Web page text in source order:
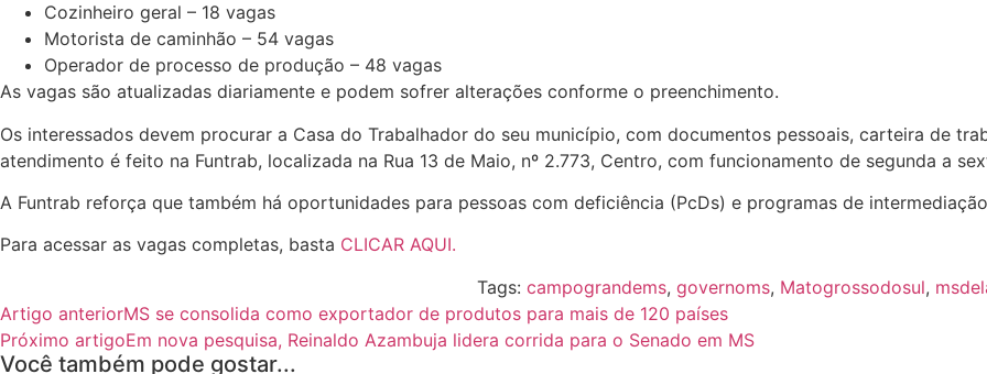
Cozinheiro geral – 18 vagas
Motorista de caminhão – 54 vagas
Operador de processo de produção – 48 vagas
As vagas são atualizadas diariamente e podem sofrer alterações conforme o preenchimento.
Os interessados devem procurar a Casa do Trabalhador do seu município, com documentos pessoais, carteira de
atendimento é feito na Funtrab, localizada na Rua 13 de Maio, nº 2.773, Centro, com funcionamento de segunda a
A Funtrab reforça que também há oportunidades para pessoas com deficiência (PcDs) e programas de
Para acessar as vagas completas, basta CLICAR AQUI.
Tags: campograndems, governoms, Matogrossodosul,
Artigo anteriorMS se consolida como exportador de produtos para mais de 120 países
Próximo artigoEm nova pesquisa, Reinaldo Azambuja lidera corrida para o Senado em MS
Você também pode gostar...
ANIMAIS